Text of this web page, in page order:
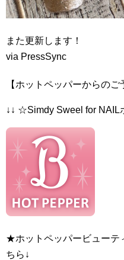
また更新します！
via PressSync
【ホットペッパーからのご
↓↓ ☆Simdy Sweel for NAIL
★ホットペッパービューテ
ちら↓